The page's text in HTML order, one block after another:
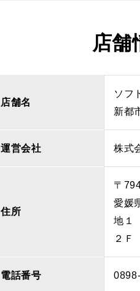
店舗
店舗名
ソフ
新都
運営会社 株式
住所
〒
愛媛
地１
２Ｆ
電話番号